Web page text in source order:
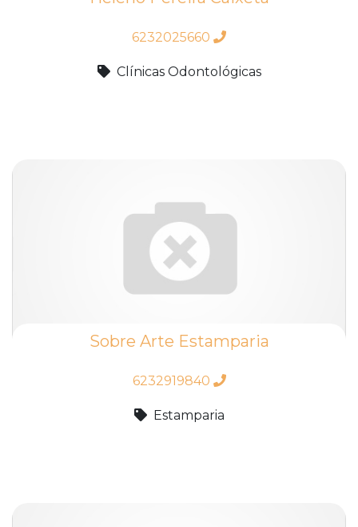
6232025660
Clínicas Odontológicas
Sobre Arte Estamparia
6232919840
Estamparia